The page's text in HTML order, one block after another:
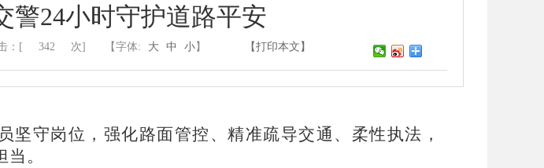
警24小时守护道路平安
：[ 342 次] 【字体: 大 中 小】 【打印本文】
守岗位，强化路面管控、精准疏导交通、柔性执法，
。